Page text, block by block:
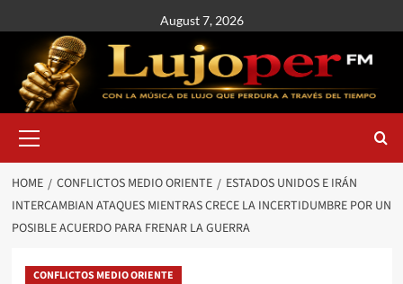
August 7, 2026
HOME CONFLICTOS MEDIO ORIENTE
ESTADOS UNIDOS E IRÁN
INTERCAMBIAN ATAQUES MIENTRAS CRECE LA INCERTIDUMBRE POR UN
POSIBLE ACUERDO PARA FRENAR LA GUERRA
CONFLICTOS MEDIO ORIENTE